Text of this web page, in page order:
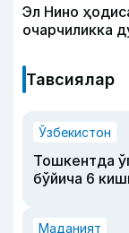
Эл Нино
очарчиликка
Тавсиялар
Ўзбекистон
Тошкентда
бўйича 6
Маданият